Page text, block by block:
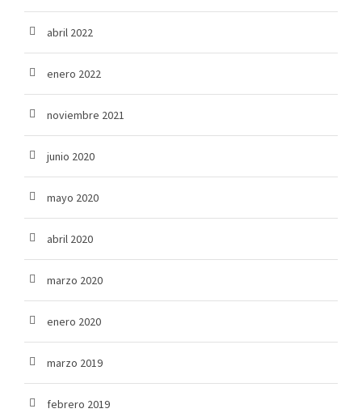
abril 2022
enero 2022
noviembre 2021
junio 2020
mayo 2020
abril 2020
marzo 2020
enero 2020
marzo 2019
febrero 2019